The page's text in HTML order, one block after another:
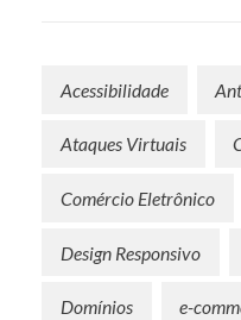
Acessibilidade
Ataques Virtuais
Comércio Eletrônico
Design Responsivo
Domínios e-